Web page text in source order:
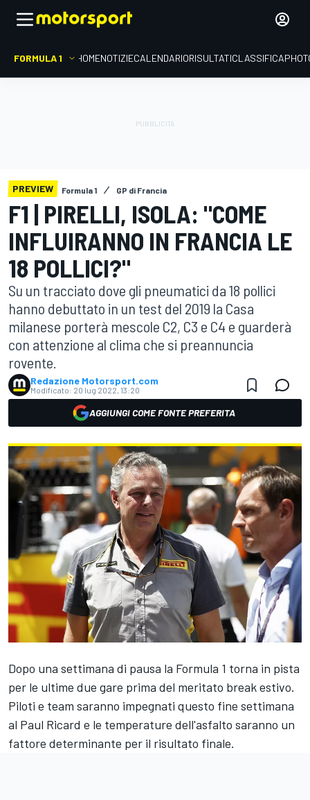
FORMULA 1 HOMENOTIZIECALENDARIORISULTATICLASSIFICA
PREVIEW Formula 1 GP di Francia
F1 | PIRELLI, ISOLA: "COME
INFLUIRANNO IN FRANCIA LE
18 POLLICI?"
Su un tracciato dove gli pneumatici da 18 pollici
hanno debuttato in un test del 2019 la Casa
milanese porterà mescole C2, C3 e C4 e guarderà
con attenzione al clima che si preannuncia
rovente.
Redazione Motorsport.com
Modificato: 20 lug 2022, 13:20
AGGIUNGI COME FONTE PREFERITA
Dopo una settimana di pausa la Formula 1 torna in pista
per le ultime due gare prima del meritato break estivo.
Piloti e team saranno impegnati questo fine settimana
al Paul Ricard e le temperature dell'asfalto saranno un
fattore determinante per il risultato finale.